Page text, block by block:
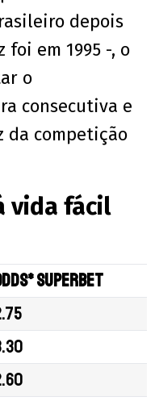
depois
foi em 1995 -, o
o
consecutiva e
da competição
vida fácil
Superbet